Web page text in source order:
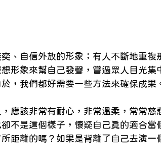
、自信外放的形象；有人不斷地重複
形象來幫自己發聲，嘗過眾人目光集
，我們都好需要一些方法來確保成果
應該非常有耐心，非常溫柔，常常慈
不是這個樣子，懷疑自己真的適合當
距離的嗎？如果是背離了自己去演一